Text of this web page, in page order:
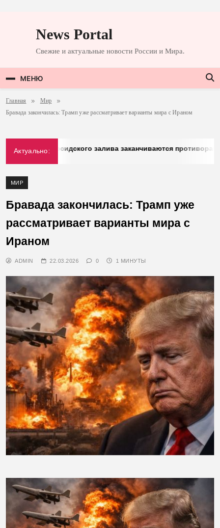
содержимомуNews Portal
Свежие и актуальные новости России и Мира.
МЕНЮ
Главная
Мир
Бравада закончилась: Трамп уже рассматривает варианты мира с Ираном
Актуально:
у стран Персидского залива заканчиваются противоракеты
МИР
Бравада закончилась: Трамп уже
рассматривает варианты мира с
Ираном
ADMIN 22.03.2026 0 1 МИНУТЫ